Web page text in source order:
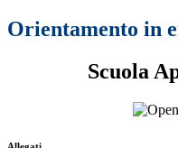
Orientamento in
Scuola